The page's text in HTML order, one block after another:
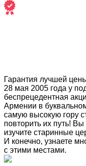
Гарантия лучшей
28 мая 2005 года у
беспрецедентная
Армении в
самую высокую гору
повторить их путь!
изучите старинные
И конечно, узнаете
с этими местами.